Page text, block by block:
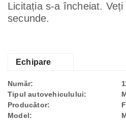
Licitația s-a încheiat.
secunde.
Echipare
Număr:
Tipul autovehiculului:
Producător:
Model: